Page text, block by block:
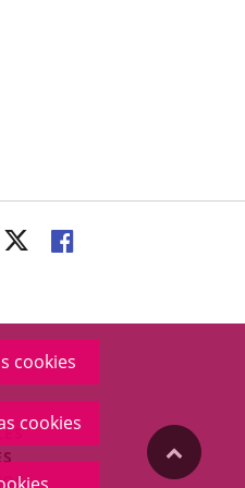
cookies
cookies
ENLACE
APLICACIÓN
EXTERNA.
ENLACE
APLICACIÓN
EXTERNA.
"Volver